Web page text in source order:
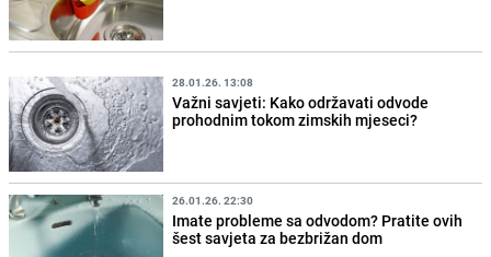
28.01.26. 13:08
Važni savjeti: Kako održavati odvode
prohodnim tokom zimskih mjeseci?
26.01.26. 22:30
Imate probleme sa odvodom? Pratite ovih
šest savjeta za bezbrižan dom